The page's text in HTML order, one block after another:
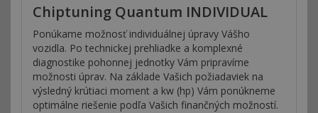
Chiptuning Quantum INDIVIDUAL
Ponúkame možnosť individuálnej úpravy Vášho
vozidla. Po technickej prehliadke a komplexné
diagnostike pohonnej jednotky Vám pripravíme
možnosti úprav. Na základe Vašich požiadaviek na
výsledný krútiaci moment a kw (hp) Vám ponúkneme
optimálne riešenie podľa Vašich finančných možností.